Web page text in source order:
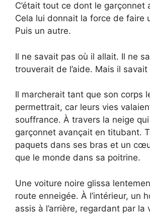
C’était tout ce dont le garçonnet
Cela lui donnait la force de faire
Puis un autre.
Il ne savait pas où il allait. Il ne
trouverait de l’aide. Mais il
Il marcherait tant que son corps
permettrait, car leurs vies
souffrance. À travers la neige
garçonnet avançait en titubant.
paquets dans ses bras et un
que le monde dans sa poitrine.
Une voiture noire glissa
route enneigée. À l’intérieur, un
assis à l’arrière, regardant par la